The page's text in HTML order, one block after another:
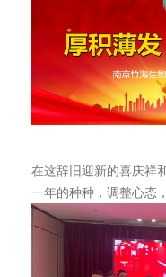
在这辞旧迎新的喜庆祥
一年的种种，调整心态